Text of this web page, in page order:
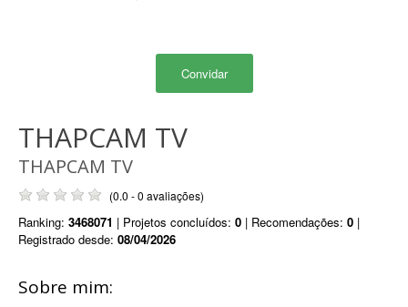
Convidar
THAPCAM TV
THAPCAM TV
(0.0 - 0 avaliações)
Ranking: 3468071 | Projetos concluídos: 0 | Recomendações: 0 |
Registrado desde: 08/04/2026
Sobre mim: